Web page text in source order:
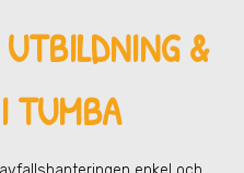
UTBILDNING &
TUMBA